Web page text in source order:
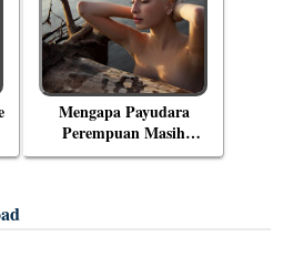
Mengapa Payudara
Perempuan Masih
Menjadi Objek Tabu?